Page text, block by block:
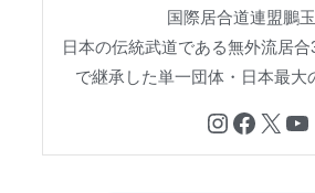
国際居合道連盟鵬
日本の伝統武道である無外流居
で継承した単一団体・日本最大
Instagram Facebook X YouTube